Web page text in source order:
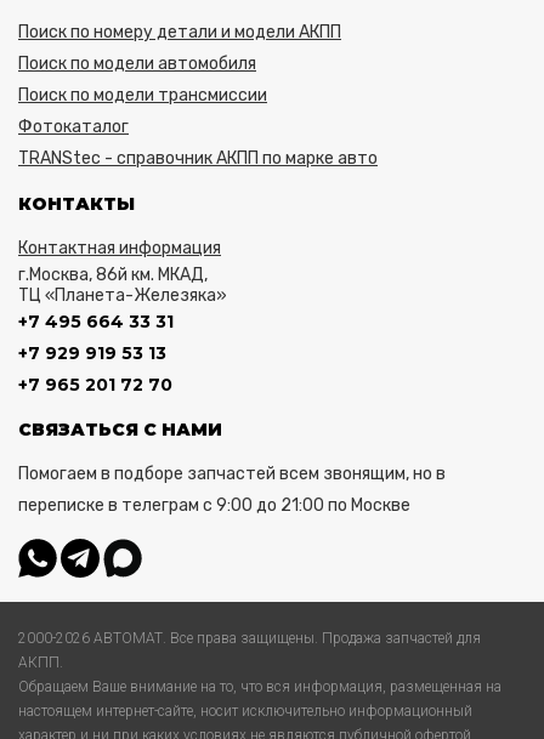
Поиск по номеру детали и модели АКПП
Поиск по модели автомобиля
Поиск по модели трансмиссии
Фотокаталог
TRANStec - справочник АКПП по марке авто
КОНТАКТЫ
Контактная информация
г.Москва, 86й км. МКАД,
ТЦ «Планета-Железяка»
+7 495 664 33 31
+7 929 919 53 13
+7 965 201 72 70
СВЯЗАТЬСЯ С НАМИ
Помогаем в подборе запчастей всем звонящим, но в
переписке в телеграм с 9:00 до 21:00 по Москве
2000-2026 АВТОМАТ. Все права защищены. Продажа запчастей для
АКПП.
Обращаем Ваше внимание на то, что вся информация, размещенная на
настоящем интернет-сайте, носит исключительно информационный
характер и ни при каких условиях не являются публичной офертой,